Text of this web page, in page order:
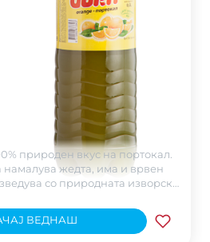
природен вкус на портокал.
намалува жедта, има и врвен
со природната изворска
ВЕДНАШ